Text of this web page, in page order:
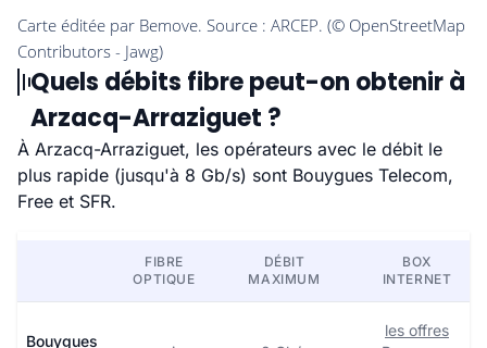
Quels débits fibre peut-on obtenir à
Arzacq-Arraziguet ?
À Arzacq-Arraziguet, les opérateurs avec le débit le
plus rapide (jusqu'à 8 Gb/s) sont Bouygues Telecom,
Free et SFR.
FIBRE
OPTIQUE
DÉBIT
MAXIMUM
BOX
INTERNET
Bouygues
les offres